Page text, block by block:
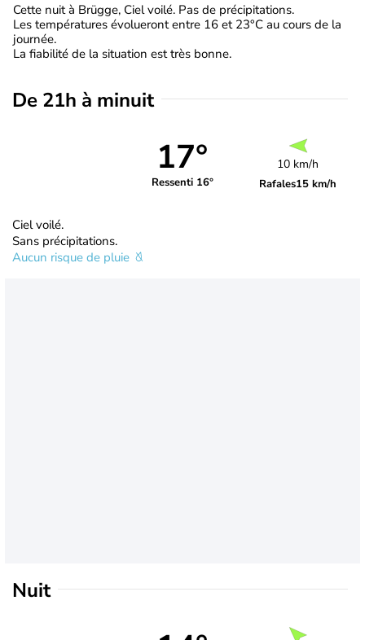
Cette nuit à Brügge, Ciel voilé. Pas de précipitations.
Les températures évolueront entre 16 et 23°C au cours de la
journée.
La fiabilité de la situation est très bonne.
De 21h à minuit
17°
Ressenti 16°
10 km/h
Rafales15 km/h
Ciel voilé.
Sans précipitations.
Aucun risque de pluie
Nuit